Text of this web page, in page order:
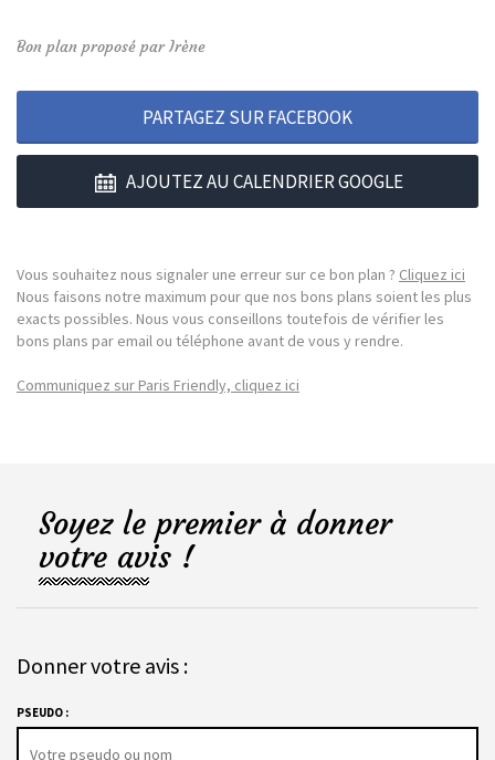
Bon plan proposé par Irène
PARTAGEZ SUR FACEBOOK
AJOUTEZ AU CALENDRIER GOOGLE
Vous souhaitez nous signaler une erreur sur ce bon plan ? Cliquez ici
Nous faisons notre maximum pour que nos bons plans soient les plus
exacts possibles. Nous vous conseillons toutefois de vérifier les
bons plans par email ou téléphone avant de vous y rendre.
Communiquez sur Paris Friendly, cliquez ici
Soyez le premier à donner
votre avis !
Donner votre avis :
PSEUDO :